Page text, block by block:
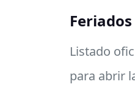
Listado
para abrir